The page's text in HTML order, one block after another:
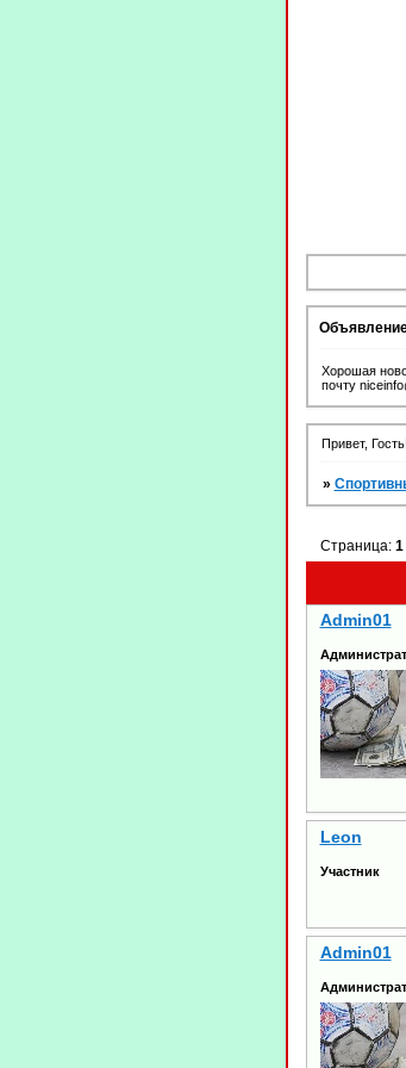
Хорошая
почту
Привет, Гость!
»
Страница: 1
Admin01
Leon
Участник
Admin01